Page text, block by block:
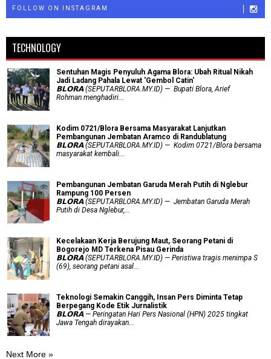
FOLLOW ON INSTAGRAM
TECHNOLOGY
Sentuhan Magis Penyuluh Agama Blora: Ubah Ritual Nikah
Jadi Ladang Pahala Lewat 'Gembol Catin'
𝗕𝗟𝗢𝗥𝗔 (SEPUTARBLORA.MY.ID) — Bupati Blora, Arief
Rohman menghadiri...
Kodim 0721/Blora Bersama Masyarakat Lanjutkan
Pembangunan Jembatan Aramco di Randublatung
𝗕𝗟𝗢𝗥𝗔 (SEPUTARBLORA.MY.ID) — Kodim 0721/Blora bersama
masyarakat kembali...
Pembangunan Jembatan Garuda Merah Putih di Nglebur
Rampung 100 Persen
𝗕𝗟𝗢𝗥𝗔 (SEPUTARBLORA.MY.ID) — Jembatan Garuda Merah
Putih di Desa Nglebur,...
Kecelakaan Kerja Berujung Maut, Seorang Petani di
Bogorejo MD Terkena Pisau Gerinda
𝗕𝗟𝗢𝗥𝗔 (SEPUTARBLORA.MY.ID) — Peristiwa tragis menimpa S
(69), seorang petani asal...
Teknologi Semakin Canggih, Insan Pers Diminta Tetap
Berpegang Kode Etik Jurnalistik
𝗕𝗟𝗢𝗥𝗔 — Peringatan Hari Pers Nasional (HPN) 2025 tingkat
Jawa Tengah dirayakan...
Next More »